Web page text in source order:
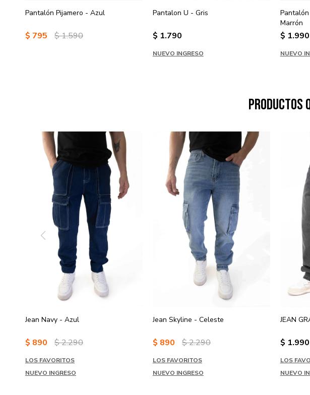
Pantalón Pijamero - Azul
$ 795 $1.590
Pantalon U - Gris
$ 1.790
NUEVO INGRESO
Marrón
$ 1.990
NUEVO
Productos
Jean Navy - Azul
$ 890 $2.290
LOS FAVORITOS
NUEVO INGRESO
Jean Skyline - Celeste
$ 890 $2.290
LOS FAVORITOS
NUEVO INGRESO
JEAN
$ 1.990
LOS
NUEVO